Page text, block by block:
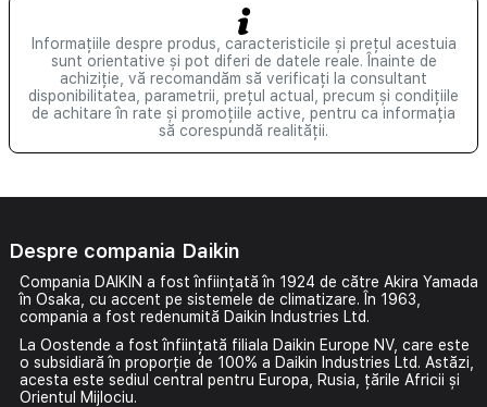
Informațiile despre produs, caracteristicile și prețul acestuia
sunt orientative și pot diferi de datele reale. Înainte de
achiziție, vă recomandăm să verificați la consultant
disponibilitatea, parametrii, prețul actual, precum și condițiile
de achitare în rate și promoțiile active, pentru ca informația
să corespundă realității.
Despre compania Daikin
Compania DAIKIN a fost înființată în 1924 de către Akira Yamada
în Osaka, cu accent pe sistemele de climatizare. În 1963,
compania a fost redenumită Daikin Industries Ltd.
La Oostende a fost înființată filiala Daikin Europe NV, care este
o subsidiară în proporție de 100% a Daikin Industries Ltd. Astăzi,
acesta este sediul central pentru Europa, Rusia, țările Africii și
Orientul Mijlociu.